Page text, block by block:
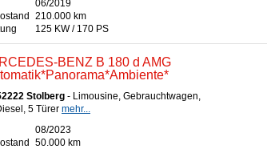
06/2019
210.000 km
125 KW / 170 PS
BENZ B 180 d AMG
Stolberg - Limousine, Gebrauchtwagen,
5 Türer mehr...
08/2023
50.000 km